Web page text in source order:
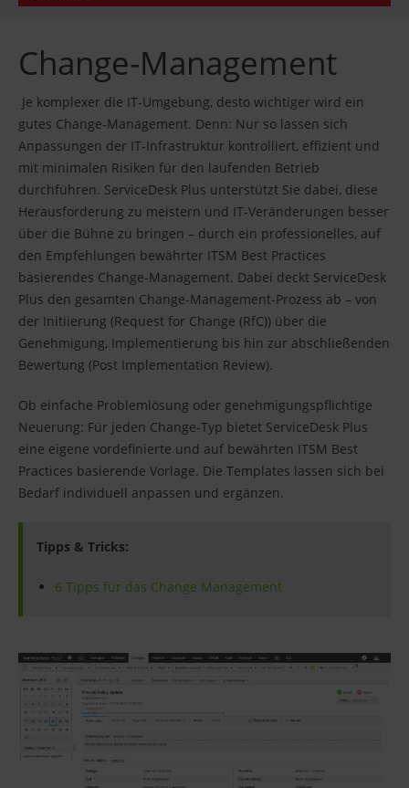
Change-Management
Je komplexer die IT-Umgebung, desto wichtiger wird ein
gutes Change-Management. Denn: Nur so lassen sich
Anpassungen der IT-Infrastruktur kontrolliert, effizient und
mit minimalen Risiken für den laufenden Betrieb
durchführen. ServiceDesk Plus unterstützt Sie dabei, diese
Herausforderung zu meistern und IT-Veränderungen besser
über die Bühne zu bringen – durch ein professionelles, auf
den Empfehlungen bewährter ITSM Best Practices
basierendes Change-Management. Dabei deckt ServiceDesk
Plus den gesamten Change-Management-Prozess ab – von
der Initiierung (Request for Change (RfC)) über die
Genehmigung, Implementierung bis hin zur abschließenden
Bewertung (Post Implementation Review).
Ob einfache Problemlösung oder genehmigungspflichtige
Neuerung: Für jeden Change-Typ bietet ServiceDesk Plus
eine eigene vordefinierte und auf bewährten ITSM Best
Practices basierende Vorlage. Die Templates lassen sich bei
Bedarf individuell anpassen und ergänzen.
Tipps & Tricks:
6 Tipps für das Change Management